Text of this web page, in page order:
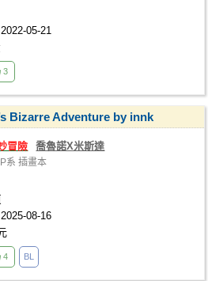
05-21
3
Bizarre Adventure by innk
冒險 喬魯諾X米斯達
系 插畫本
08-16
4 BL